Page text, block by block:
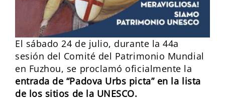
El sábado 24 de julio, durante la 44a
sesión del Comité del Patrimonio Mundial
en Fuzhou, se proclamó oficialmente la
entrada de “Padova Urbs picta” en la lista
de los sitios de la UNESCO.